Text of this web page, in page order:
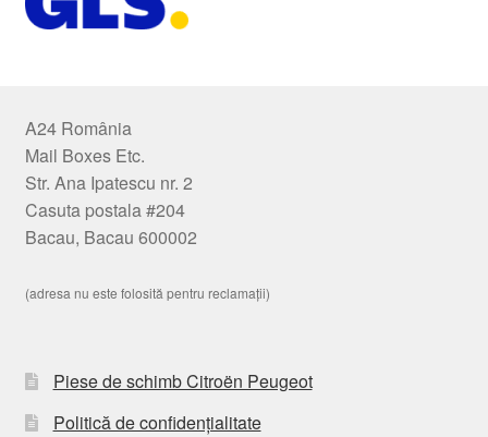
A24 România
Mail Boxes Etc.
Str. Ana Ipatescu nr. 2
Casuta postala #204
Bacau, Bacau 600002
(adresa nu este folosită pentru reclamații)
Piese de schimb Citroën Peugeot
Politică de confidențialitate